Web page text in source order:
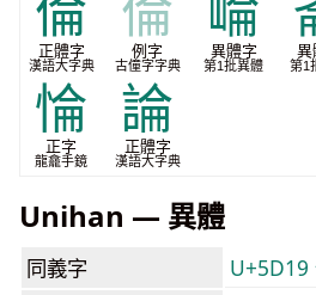
倫
正體字
漢語大字典
倫
例字
古僮字字典
崘
異體字
第1批異體
異
第1
惀
正字
龍龕手鏡
論
正體字
漢語大字典
Unihan — 異體
同義字 U+5D19